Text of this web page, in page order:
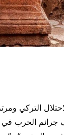
التركي
الحرب في